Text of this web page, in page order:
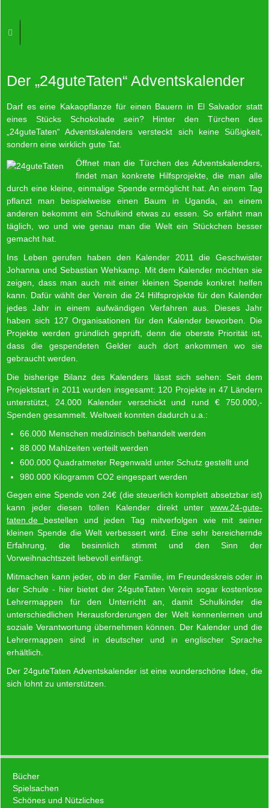
Der „24guteTaten“ Adventskalender
Darf es eine Kakaopflanze für einen Bauern in El Salvador statt
eines Stücks Schokolade sein? Hinter den Türchen des
„24guteTaten“ Adventskalenders versteckt sich keine Süßigkeit,
sondern eine wirklich gute Tat.
Öffnet man die Türchen des Adventskalenders,
findet man konkrete Hilfsprojekte, die man alle
durch eine kleine, einmalige Spende ermöglicht hat. An einem Tag
pflanzt man beispielweise einen Baum in Uganda, an einem
anderen bekommt ein Schulkind etwas zu essen. So erfährt man
täglich, wo und wie genau man die Welt ein Stückchen besser
gemacht hat.
Ins Leben gerufen haben den Kalender 2011 die Geschwister
Johanna und Sebastian Wehkamp. Mit dem Kalender möchten sie
zeigen, dass man auch mit einer kleinen Spende konkret helfen
kann. Dafür wählt der Verein die 24 Hilfsprojekte für den Kalender
jedes Jahr in einem aufwändigen Verfahren aus. Dieses Jahr
haben sich 127 Organisationen für den Kalender beworben. Die
Projekte werden gründlich geprüft, denn die oberste Priorität ist,
dass die gespendeten Gelder auch dort ankommen wo sie
gebraucht werden.
Die bisherige Bilanz des Kalenders lässt sich sehen: Seit dem
Projektstart in 2011 wurden insgesamt: 120 Projekte in 47 Ländern
unterstützt, 24.000 Kalender verschickt und rund € 750.000,-
Spenden gesammelt. Weltweit konnten dadurch u.a.:
66.000 Menschen medizinisch behandelt werden
88.000 Mahlzeiten verteilt werden
600.000 Quadratmeter Regenwald unter Schutz gestellt und
980.000 Kilogramm CO2 eingespart werden
Gegen eine Spende von 24€ (die steuerlich komplett absetzbar ist)
kann jeder diesen tollen Kalender direkt unter www.24-gute-
taten.de
bestellen und jeden Tag mitverfolgen wie mit seiner
kleinen Spende die Welt verbessert wird. Eine sehr bereichernde
Erfahrung, die besinnlich stimmt und den Sinn der
Vorweihnachtszeit liebevoll einfängt.
Mitmachen kann jeder, ob in der Familie, im Freundeskreis oder in
der Schule - hier bietet der 24guteTaten Verein sogar kostenlose
Lehrermappen für den Unterricht an, damit Schulkinder die
unterschiedlichen Herausforderungen der Welt kennenlernen und
soziale Verantwortung übernehmen können. Der Kalender und die
Lehrermappen sind in deutscher und in englischer Sprache
erhältlich.
Der 24guteTaten Adventskalender ist eine wunderschöne Idee, die
sich lohnt zu unterstützen.
Bücher
Spielsachen
Schönes und Nützliches